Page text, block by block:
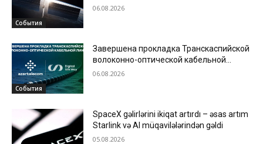
События
Starmind
06.08.2026
События
Завершена прокладка Транскаспийской
волоконно-оптической кабельной
линии по дну Каспийского моря
06.08.2026
SpaceX gəlirlərini ikiqat artırdı – əsas artım
Starlink və AI müqavilələrindən gəldi
05.08.2026